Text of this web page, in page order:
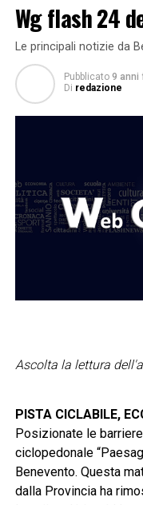
Wg flash 24
Le principali notizie da
Pubblicato 9 anni
Di redazione
Ascolta la lettura
PISTA CICLABILE,
Posizionate le
ciclopedonale
Benevento. Questa
dalla Provincia ha